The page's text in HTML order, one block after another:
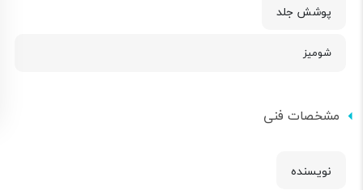
پوشش جلد
شومیز
مشخصات فنی
نویسنده